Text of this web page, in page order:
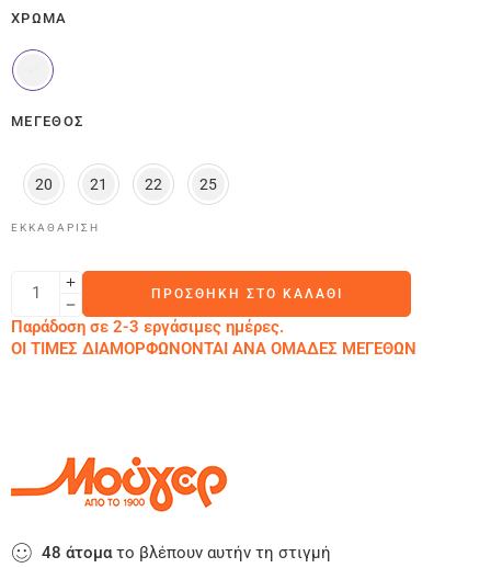
ΧΡΏΜΑ
ΜΈΓΕΘΟΣ
20 21 22 25
ΕΚΚΑΘΆΡΙΣΗ
ΠΡΟΣΘΉΚΗ ΣΤΟ ΚΑΛΆΘΙ
Παράδοση σε 2-3 εργάσιμες ημέρες.
ΟΙ ΤΙΜΕΣ ΔΙΑΜΟΡΦΩΝΟΝΤΑΙ ΑΝΑ ΟΜΑΔΕΣ ΜΕΓΕΘΩΝ
48 άτοματο βλέπουν αυτήν τη στιγμή